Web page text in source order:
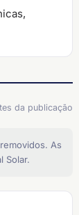
da publicação
As
Solar.